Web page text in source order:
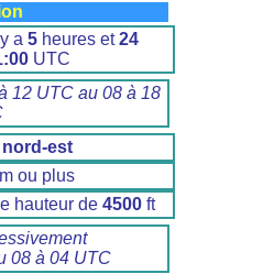
a 5 heures et24
UTC
12 UTC au 08 à 18
nord-est
ou plus
hauteur de 4500 ft
08 à 04 UTC